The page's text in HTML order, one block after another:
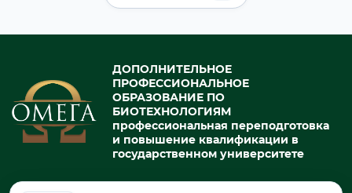
ДОПОЛНИТЕЛЬНОЕ
ПРОФЕССИОНАЛЬНОЕ
ОБРАЗОВАНИЕ ПО
БИОТЕХНОЛОГИЯМ
профессиональная переподготовка
и повышение квалификации в
государственном университете